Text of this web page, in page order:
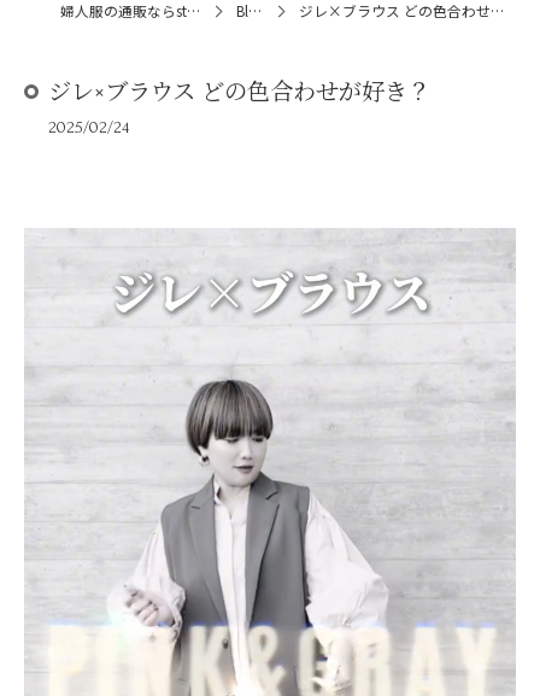
婦人服の通販ならstage:8 Blog ジレ×ブラウス どの色合わせが好き？
ジレ×ブラウス どの色合わせが好き？
2025/02/24